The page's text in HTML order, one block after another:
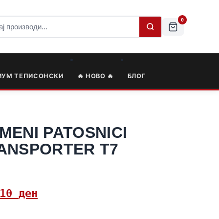
0
ТЕПИСОНСКИ 🔥 НОВО 🔥 БЛОГ
PATOSNICI
T7
ден